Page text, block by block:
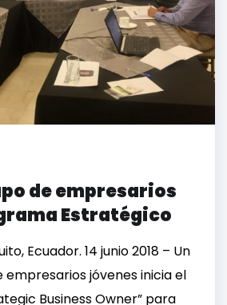
de empresarios
Estratégico
Ecuador. 14 junio 2018 – Un
empresarios jóvenes inicia el
Business Owner” para